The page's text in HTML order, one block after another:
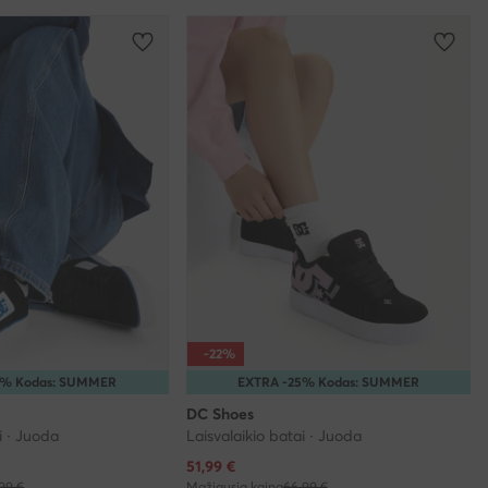
Kodas: SUMMER
Juoda
EXTRA -25% Kodas: SUMMER
-22%
DC Shoes
Laisvalaikio batai · Juoda
Dabartinė kaina
51,99 €